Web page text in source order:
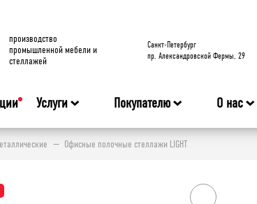
производство
промышленной мебели и
стеллажей
Cанкт-Петербург
пр. Александровской Фермы, 29
Услуги Покупателю О нас
Офисные полочные стеллажи LIGHT